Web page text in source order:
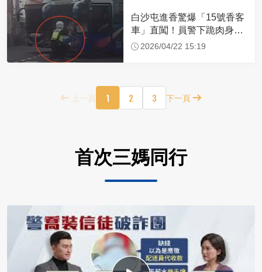
白沙屯進香驚爆「15號香客
車」直闖！員警下跪肉身擋
車：讓行人先過
2026/04/22 15:19
上一頁 1 2 3 下一頁
首次三媽同行